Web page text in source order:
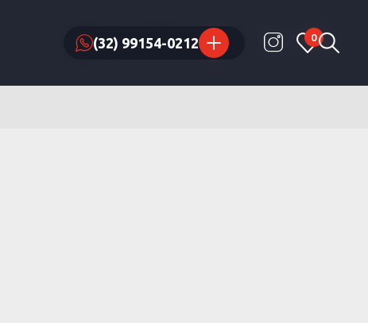
(32) 99154-0212 0
(32) 99154-0212 0